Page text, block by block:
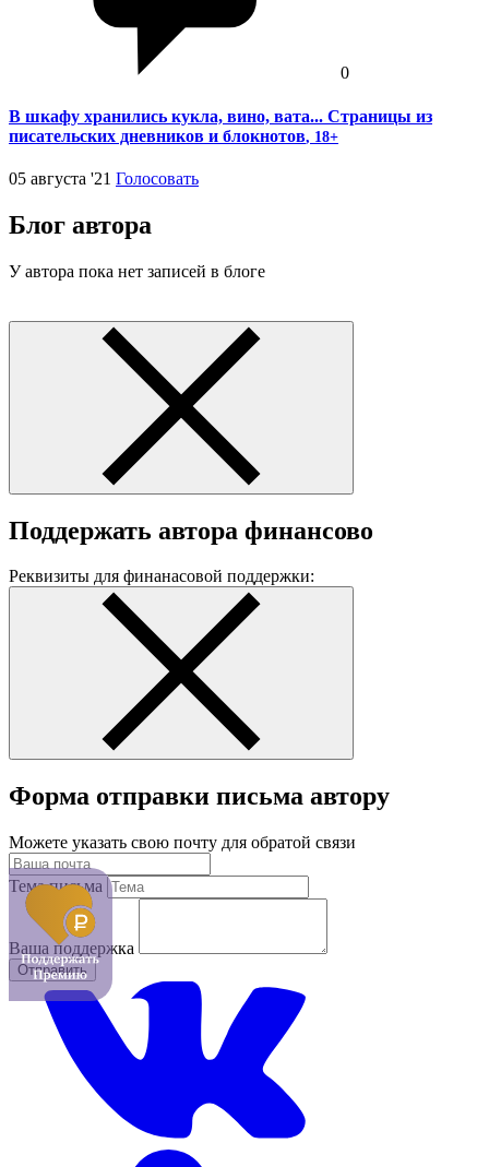
0
В шкафу хранились кукла, вино, вата... Страницы из
писательских дневников и блокнотов, 18+
05 августа '21 Голосовать
Блог автора
У автора пока нет записей в блоге
Поддержать автора финансово
Реквизиты для финанасовой поддержки:
Форма отправки письма автору
Можете указать свою почту для обратой связи
Тема письма
Ваша поддержка
Отправить